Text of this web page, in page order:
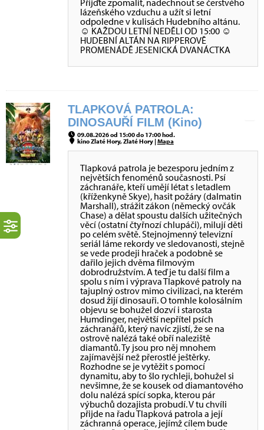
Přijďte zpomalit, nadechnout se čerstvého
lázeňského vzduchu a užít si letní
odpoledne v kulisách Hudebního altánu.
☺ KAŽDOU LETNÍ NEDĚLI OD 15:00 ☺
HUDEBNÍ ALTÁN NA RIPPEROVĚ
PROMENÁDĚ JESENICKÁ DVANÁCTKA
TLAPKOVÁ PATROLA:
DINOSAUŘÍ FILM (Kino)
09.08.2026 od 15:00 do 17:00 hod.
kino Zlaté Hory, Zlaté Hory |Mapa
Tlapková patrola je bezesporu jedním z
největších fenoménů současnosti. Psí
záchranáře, kteří umějí létat s letadlem
(kříženkyně Skye), hasit požáry (dalmatin
Marshall), strážit zákon (německý ovčák
Chase) a dělat spoustu dalších užitečných
věcí (ostatní čtyřnozí chlupáči), milují děti
po celém světě. Stejnojmenný televizní
seriál láme rekordy ve sledovanosti, stejně
se vede prodeji hraček a podobně se
dařilo jejich dvěma filmovým
dobrodružstvím. A teď je tu další film a
spolu s ním i výprava Tlapkové patroly na
tajuplný ostrov mimo civilizaci, na kterém
dosud žijí dinosauři. O tomhle kolosálním
objevu se bohužel dozví i starosta
Humdinger, největší nepřítel psích
záchranářů, který navíc zjistí, že se na
ostrově nalézá také obří naleziště
diamantů. Ty jsou pro něj mnohem
zajímavější než přerostlé ještěrky.
Rozhodne se je vytěžit s pomocí
dynamitu, aby to šlo rychleji, bohužel si
nevšimne, že se kousek od diamantového
dolu nalézá spící sopka, kterou pár
výbuchů dozajista probudí. V tu chvíli
přijde na řadu Tlapková patrola a její
záchranná operace, jejímž cílem bude